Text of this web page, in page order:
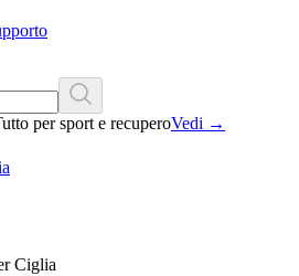
per sport e recuperoVedi →
Ciglia